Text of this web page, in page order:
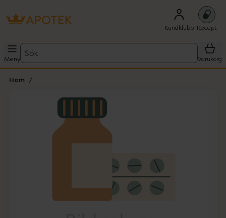
Kundklubb Recept
Meny
Sök
Varukorg
Hem
Lista: . Innehåller 1 objekt.